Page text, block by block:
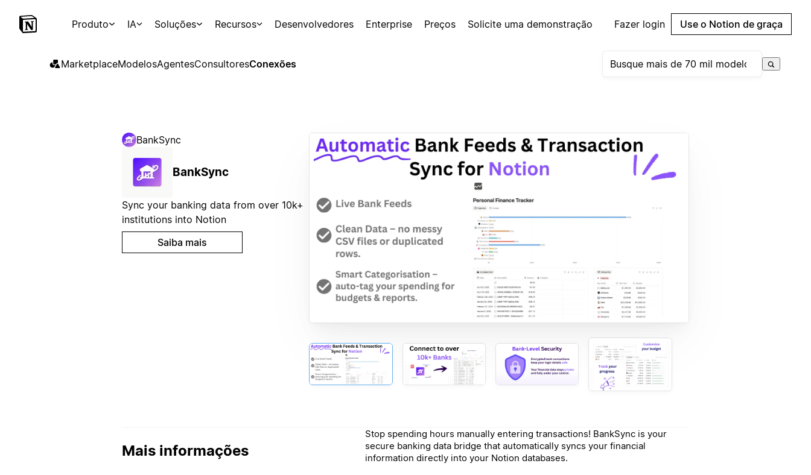
Produto IA Soluções Recursos Desenvolvedores Enterprise Preços Solicite uma demonstração Fazer login Use o Notion de graça
MarketplaceModelosAgentesConsultoresConexões
BankSync
BankSync
Sync your banking data from over 10k+
institutions into Notion
Saiba mais
Mais informações
Stop spending hours manually entering transactions! BankSync is your
secure banking data bridge that automatically syncs your financial
information directly into your Notion databases.